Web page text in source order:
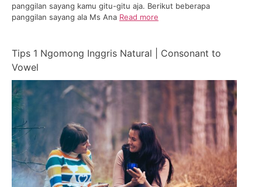
panggilan sayang kamu gitu-gitu aja. Berikut beberapa
panggilan sayang ala Ms Ana Read more
Tips 1 Ngomong Inggris Natural | Consonant to
Vowel